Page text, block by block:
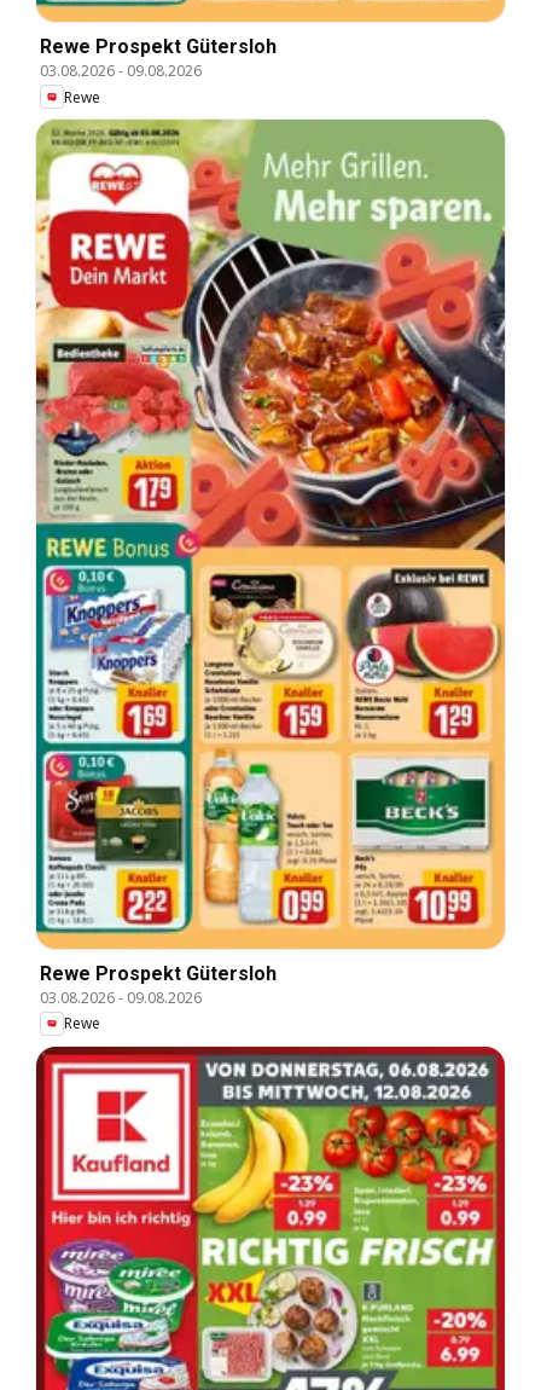
Rewe Prospekt Gütersloh
03.08.2026- 09.08.2026
Rewe
Rewe Prospekt Gütersloh
03.08.2026- 09.08.2026
Rewe